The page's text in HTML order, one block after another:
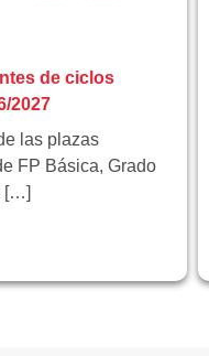
de ciclos
2027
las plazas
FP Básica, Grado
[…]